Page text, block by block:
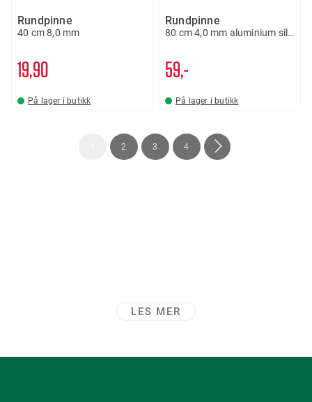
Rundpinne
40 cm 8,0 mm
19 90
På lager i butikk
Rundpinne
80 cm 4,0 mm aluminium silver
59,-
På lager i butikk
You're Side
2 Side
3 Side
4 Side
Neste
LES MER